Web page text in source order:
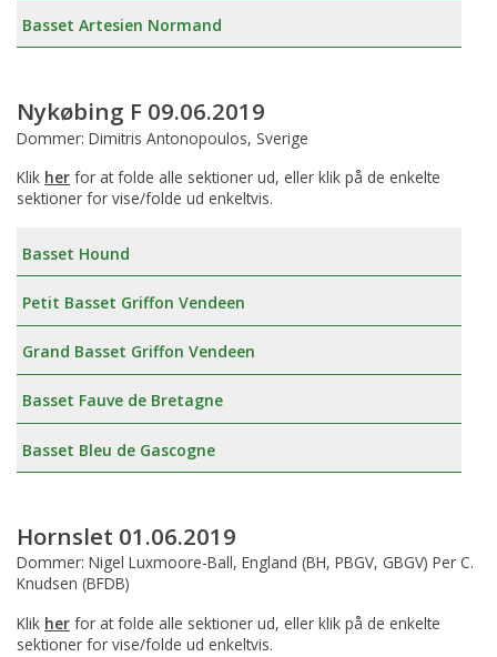
Basset Artesien Normand
Nykøbing F 09.06.2019
Dommer: Dimitris Antonopoulos, Sverige
Klik her for at folde alle sektioner ud, eller klik på de enkelte
sektioner for vise/folde ud enkeltvis.
Basset Hound
Petit Basset Griffon Vendeen
Grand Basset Griffon Vendeen
Basset Fauve de Bretagne
Basset Bleu de Gascogne
Hornslet 01.06.2019
Dommer: Nigel Luxmoore-Ball, England (BH, PBGV, GBGV) Per C.
Knudsen (BFDB)
Klik her for at folde alle sektioner ud, eller klik på de enkelte
sektioner for vise/folde ud enkeltvis.